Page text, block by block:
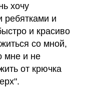
хочу
ребятками и
и красиво
со мной,
мне и не
от крючка